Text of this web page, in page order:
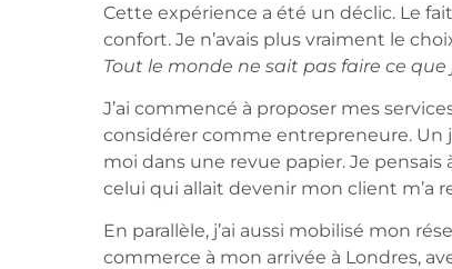
Cette expérience a été un déclic. Le
confort. Je n’avais plus vraiment le
Tout le monde ne sait pas faire ce
J’ai commencé à proposer mes
considérer comme entrepreneure. Un
moi dans une revue papier. Je pensais
celui qui allait devenir mon client m’a
En parallèle, j’ai aussi mobilisé mon
commerce à mon arrivée à Londres,